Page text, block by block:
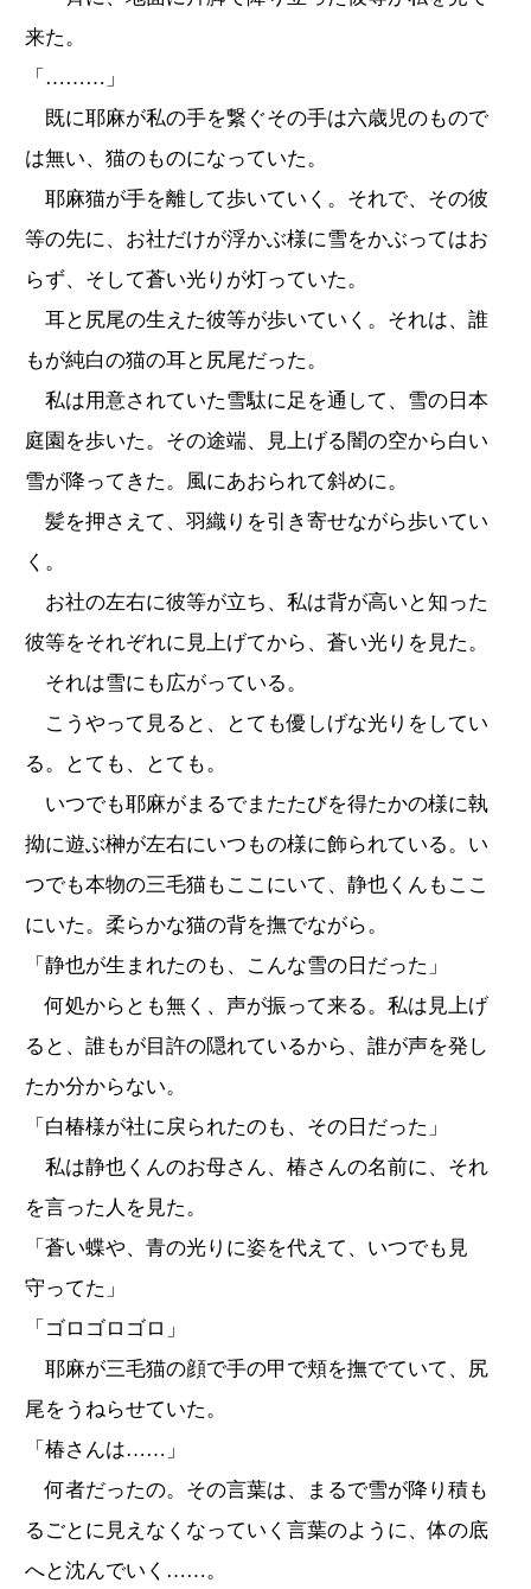
来た。
「………」
既に耶麻が私の手を繋ぐその手は六歳児のもので
は無い、猫のものになっていた。
耶麻猫が手を離して歩いていく。それで、その彼
等の先に、お社だけが浮かぶ様に雪をかぶってはお
らず、そして蒼い光りが灯っていた。
耳と尻尾の生えた彼等が歩いていく。それは、誰
もが純白の猫の耳と尻尾だった。
私は用意されていた雪駄に足を通して、雪の日本
庭園を歩いた。その途端、見上げる闇の空から白い
雪が降ってきた。風にあおられて斜めに。
髪を押さえて、羽織りを引き寄せながら歩いてい
く。
お社の左右に彼等が立ち、私は背が高いと知った
彼等をそれぞれに見上げてから、蒼い光りを見た。
それは雪にも広がっている。
こうやって見ると、とても優しげな光りをしてい
る。とても、とても。
いつでも耶麻がまるでまたたびを得たかの様に執
拗に遊ぶ榊が左右にいつもの様に飾られている。い
つでも本物の三毛猫もここにいて、静也くんもここ
にいた。柔らかな猫の背を撫でながら。
「静也が生まれたのも、こんな雪の日だった」
何処からとも無く、声が振って来る。私は見上げ
ると、誰もが目許の隠れているから、誰が声を発し
たか分からない。
「白椿様が社に戻られたのも、その日だった」
私は静也くんのお母さん、椿さんの名前に、それ
を言った人を見た。
「蒼い蝶や、青の光りに姿を代えて、いつでも見
守ってた」
「ゴロゴロゴロ」
耶麻が三毛猫の顔で手の甲で頬を撫でていて、尻
尾をうねらせていた。
「椿さんは……」
何者だったの。その言葉は、まるで雪が降り積も
るごとに見えなくなっていく言葉のように、体の底
へと沈んでいく……。